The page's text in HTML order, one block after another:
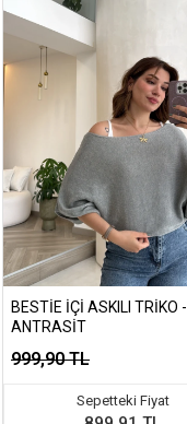
BESTIE İÇI ASKILI TRIKO -
ANTRASIT
999,90 TL
Sepetteki Fiyat